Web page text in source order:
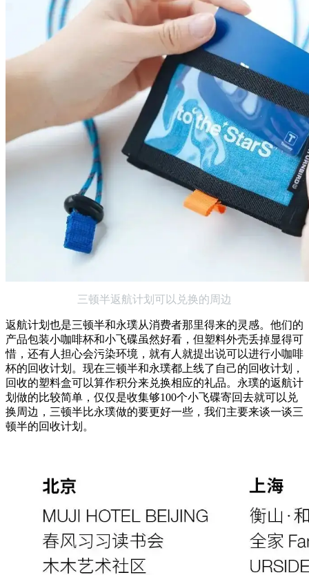
三顿半返航计划可以兑换的周边
返航计划也是三顿半和永璞从消费者那里得来的灵感。他们的
产品包装小咖啡杯和小飞碟虽然好看，但塑料外壳丢掉显得可
惜，还有人担心会污染环境，就有人就提出说可以进行小咖啡
杯的回收计划。现在三顿半和永璞都上线了自己的回收计划，
回收的塑料盒可以算作积分来兑换相应的礼品。永璞的返航计
划做的比较简单，仅仅是收集够100个小飞碟寄回去就可以兑
换周边，三顿半比永璞做的要更好一些，我们主要来谈一谈三
顿半的回收计划。